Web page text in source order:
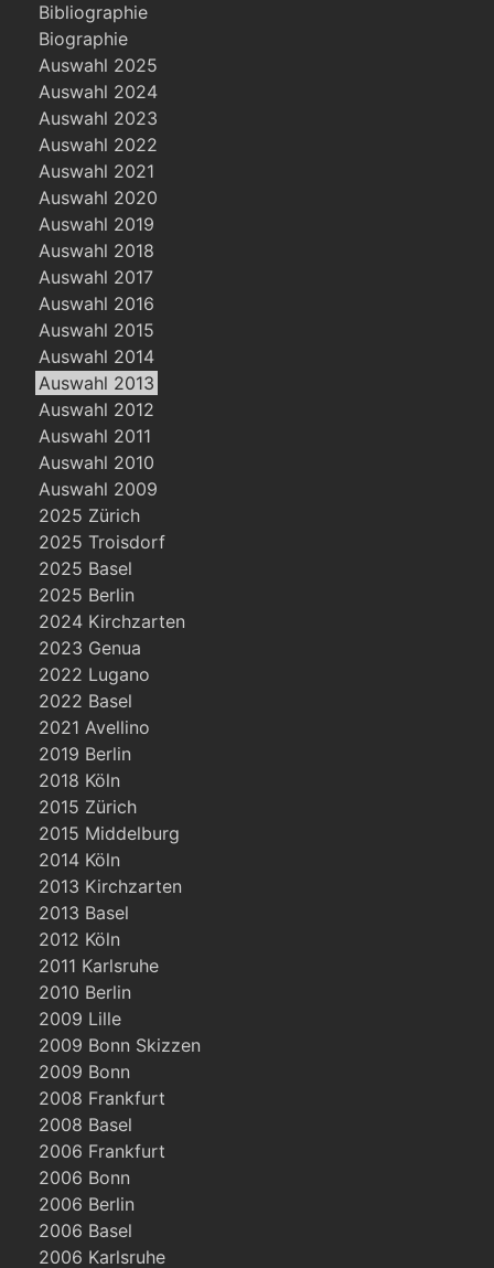
Bibliographie
Biographie
Auswahl 2025
Auswahl 2024
Auswahl 2023
Auswahl 2022
Auswahl 2021
Auswahl 2020
Auswahl 2019
Auswahl 2018
Auswahl 2017
Auswahl 2016
Auswahl 2015
Auswahl 2014
Auswahl 2013
Auswahl 2012
Auswahl 2011
Auswahl 2010
Auswahl 2009
2025 Zürich
2025 Troisdorf
2025 Basel
2025 Berlin
2024 Kirchzarten
2023 Genua
2022 Lugano
2022 Basel
2021 Avellino
2019 Berlin
2018 Köln
2015 Zürich
2015 Middelburg
2014 Köln
2013 Kirchzarten
2013 Basel
2012 Köln
2011 Karlsruhe
2010 Berlin
2009 Lille
2009 Bonn Skizzen
2009 Bonn
2008 Frankfurt
2008 Basel
2006 Frankfurt
2006 Bonn
2006 Berlin
2006 Basel
2006 Karlsruhe